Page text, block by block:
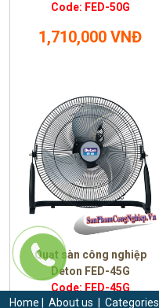
Code: FED-50G
1,710,000 VNĐ
Quạt sàn công nghiệp
Deton FED-45G
Code: FED-45G
Home
About us Categories